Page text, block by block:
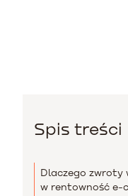
Spis treści
Dlaczego zwroty
w rentowność e-